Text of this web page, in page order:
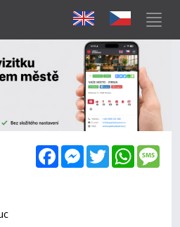
FacebookMessenger
Twitter